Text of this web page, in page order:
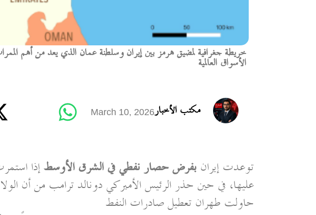
خريطة جغرافية لمضيق هرمز بين إيران وسلطنة عمان الذي يعد من أهم
الأسواق العالمية
مكتب الأخبارMarch 10, 2026
توعدت إيران بفرض حصار نفطي في الشرق الأوسطإذا
عليها، في حين حذر الرئيس الأميركي دونالد ترامب من أن
حاولت طهران تعطيل صادرات النفط